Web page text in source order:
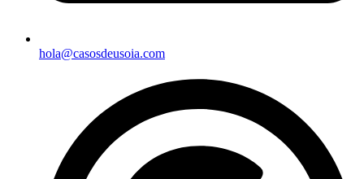
hola@casosdeusoia.com